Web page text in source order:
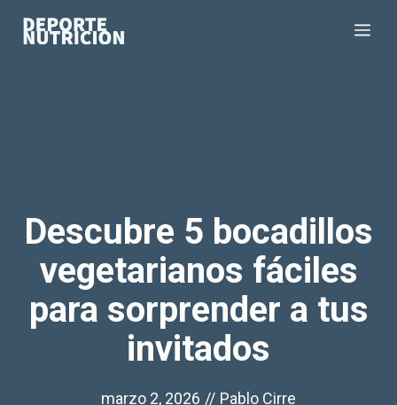
Descubre 5 bocadillos
vegetarianos fáciles
para sorprender a tus
invitados
marzo 2, 2026 // Pablo Cirre